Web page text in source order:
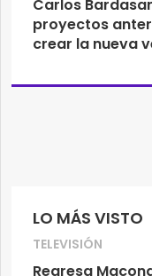
LO MÁS VISTO
TELEVISIÓN
Regresa
Carlos
proyectos
crear la nueva